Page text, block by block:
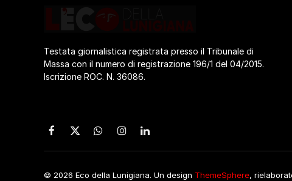
Testata giornalistica registrata presso il Tribunale di
Massa con il numero di registrazione 196/1 del 04/2015.
Iscrizione ROC. N. 36086.
Facebook
X
(Twitter)
WhatsApp
Instagram
LinkedIn
© 2026 Eco della Lunigiana. Un design ThemeSphere,